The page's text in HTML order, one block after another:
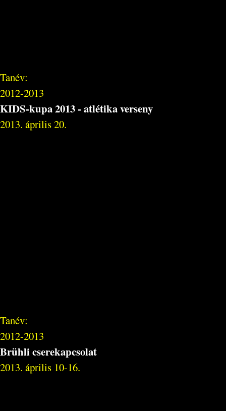
Tanév:
2012-2013
KIDS-kupa 2013 - atlétika verseny
2013. április 20.
Tanév:
2012-2013
Brühli cserekapcsolat
2013. április 10-16.